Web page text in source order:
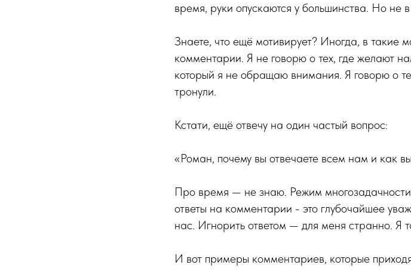
время, руки опускаются у большинства. Но не
Знаете, что ещё мотивирует? Иногда, в такие
комментарии. Я не говорю о тех, где желают
который я не обращаю внимания. Я говорю о
тронули.
Кстати, ещё отвечу на один частый вопрос:
«Роман, почему вы отвечаете всем нам и как
Про время — не знаю. Режим
ответы на комментарии - это глубочайшее
нас. Игнорить ответом — для меня странно. Я
И вот примеры комментариев, которые